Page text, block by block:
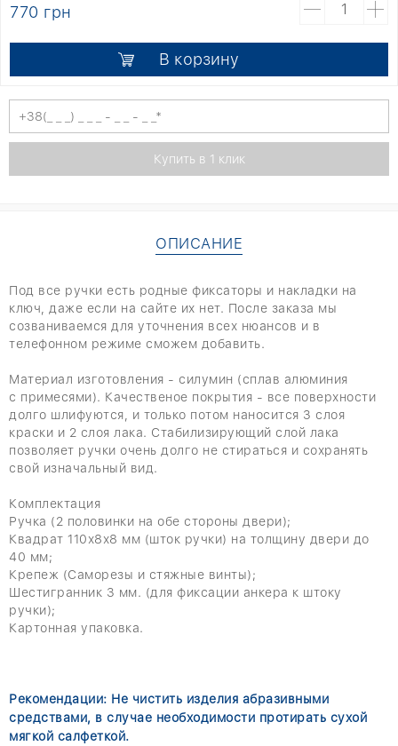
770 грн
В корзину
ОПИСАНИЕ
Под все ручки есть родные фиксаторы и накладки на
ключ, даже если на сайте их нет. После заказа мы
созваниваемся для уточнения всех нюансов и в
телефонном режиме сможем добавить.
Материал изготовления - силумин (сплав алюминия
с примесями). Качественое покрытия - все поверхности
долго шлифуются, и только потом наносится 3 слоя
краски и 2 слоя лака. Стабилизирующий слой лака
позволяет ручки очень долго не стираться и сохранять
свой изначальный вид.
Комплектация
Ручка (2 половинки на обе стороны двери);
Квадрат 110х8х8 мм (шток ручки) на толщину двери до
40 мм;
Крепеж (Саморезы и стяжные винты);
Шестигранник 3 мм. (для фиксации анкера к штоку
ручки);
Картонная упаковка.
Рекомендации: Не чистить изделия абразивными
средствами, в случае необходимости протирать сухой
мягкой салфеткой.